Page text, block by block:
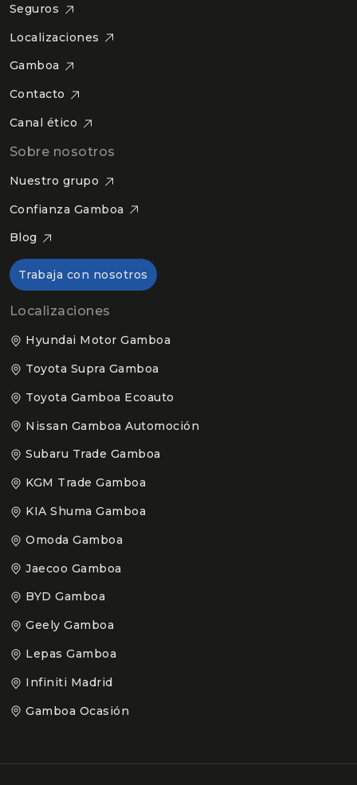
Seguros
Localizaciones
Gamboa
Contacto
Canal ético
Sobre nosotros
Nuestro grupo
Confianza Gamboa
Blog
Trabaja con nosotros
Localizaciones
Hyundai Motor Gamboa
Toyota Supra Gamboa
Toyota Gamboa Ecoauto
Nissan Gamboa Automoción
Subaru Trade Gamboa
KGM Trade Gamboa
KIA Shuma Gamboa
Omoda Gamboa
Jaecoo Gamboa
BYD Gamboa
Geely Gamboa
Lepas Gamboa
Infiniti Madrid
Gamboa Ocasión